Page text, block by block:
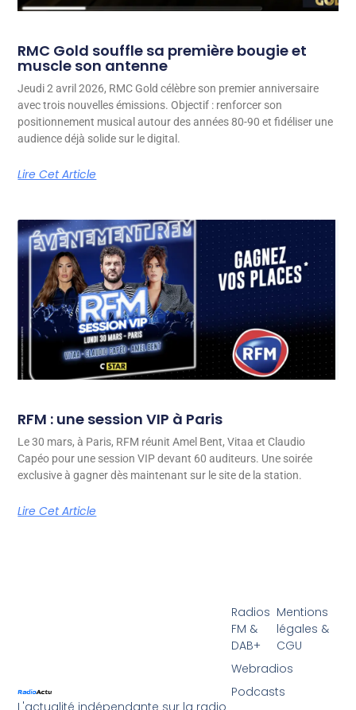
RMC Gold souffle sa première bougie et
muscle son antenne
Jeudi 2 avril 2026, RMC Gold célèbre son premier anniversaire
avec trois nouvelles émissions. Objectif : renforcer son
positionnement musical autour des années 80-90 et fidéliser une
audience déjà solide sur le digital.
Lire Cet Article
RFM : une session VIP à Paris
Le 30 mars, à Paris, RFM réunit Amel Bent, Vitaa et Claudio
Capéo pour une session VIP devant 60 auditeurs. Une soirée
exclusive à gagner dès maintenant sur le site de la station.
Lire Cet Article
L'actualité indépendante sur la radio
Radios
FM &
DAB+
Webradios
Podcasts
Mentions
légales &
CGU